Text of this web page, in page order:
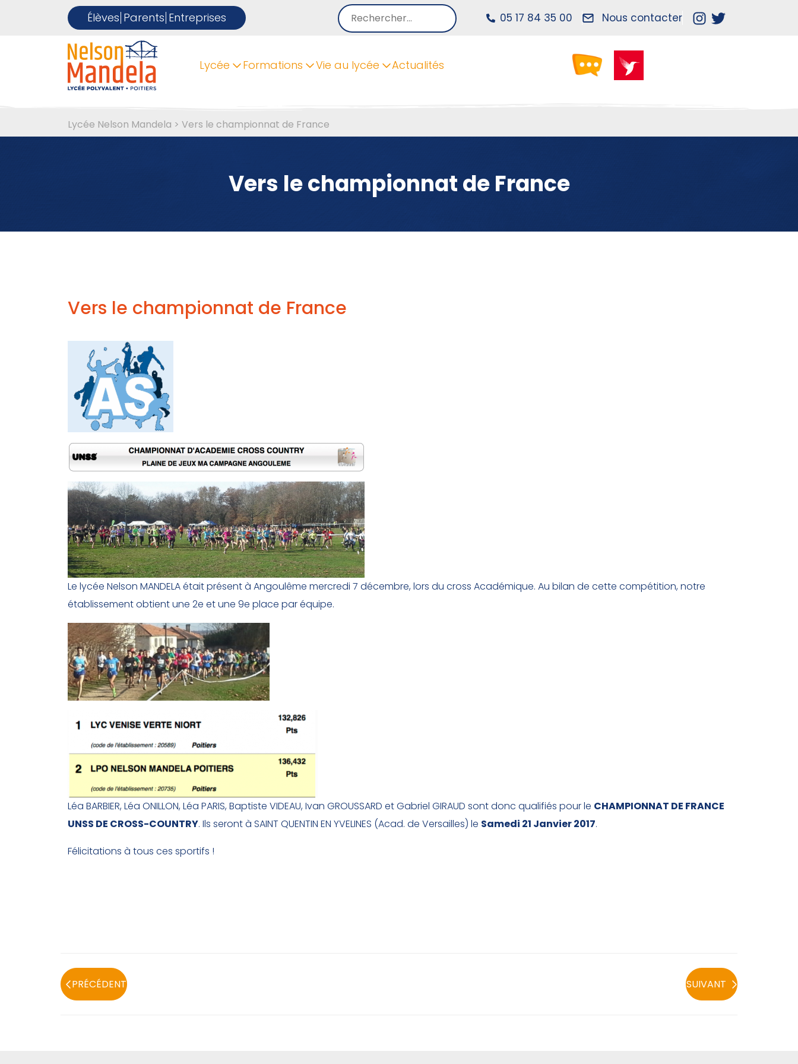
Élèves Parents Entreprises Rechercher :
05 17 84 35 00 Nous contacter
Lycée Formations Vie au lycée Actualités
Lycée Nelson Mandela > Vers le championnat de France
Vers le championnat de France
Vers le championnat de France
Le lycée Nelson MANDELA était présent à Angoulême mercredi 7 décembre, lors du cross Académique. Au bilan de cette compétition, notre
établissement obtient une 2e et une 9e place par équipe.
Léa BARBIER, Léa ONILLON, Léa PARIS, Baptiste VIDEAU, Ivan GROUSSARD et Gabriel GIRAUD sont donc qualifiés pour le CHAMPIONNAT DE FRANCE
UNSS DE CROSS-COUNTRY. Ils seront à SAINT QUENTIN EN YVELINES (Acad. de Versailles) le Samedi 21 Janvier 2017.
Félicitations à tous ces sportifs !
PRÉCÉDENT SUIVANT